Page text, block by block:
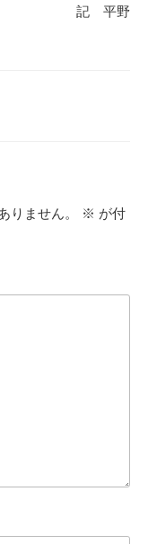
記 平野
りません。 ※ が付